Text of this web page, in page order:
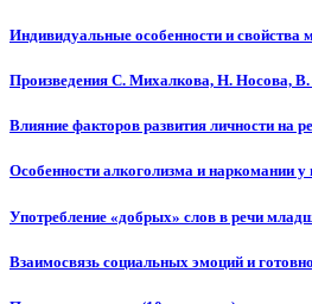
Индивидуальные особенности и
Произведения С. Михалкова, Н. Носова, В.
Влияние факторов развития личности на
Особенности алкоголизма и наркомании у
Употребление «добрых» слов в речи
Взаимосвязь социальных эмоций и